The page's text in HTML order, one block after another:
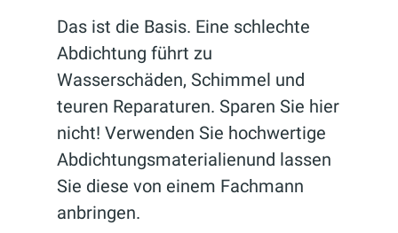
Das ist die Basis. Eine schlechte
Abdichtung führt zu
Wasserschäden, Schimmel und
teuren Reparaturen. Sparen Sie hier
nicht! Verwenden Sie hochwertige
Abdichtungsmaterialienund lassen
Sie diese von einem Fachmann
anbringen.